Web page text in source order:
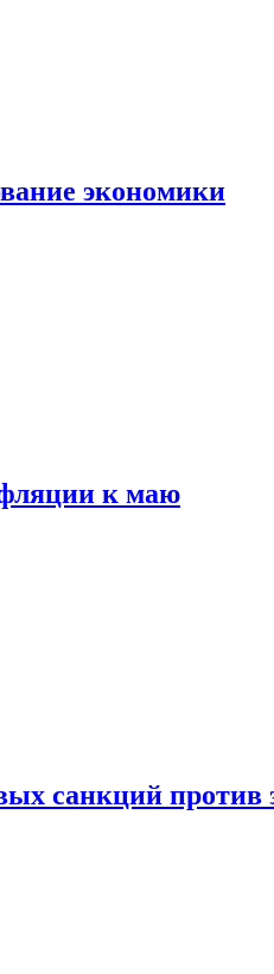
экономики
к маю
санкций против